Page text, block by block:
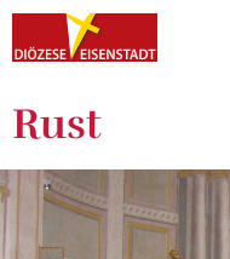
Rust